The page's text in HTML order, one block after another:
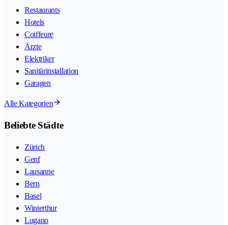
Restaurants
Hotels
Coiffeure
Ärzte
Elektriker
Sanitärinstallation
Garagen
Alle Kategorien
Beliebte Städte
Zürich
Genf
Lausanne
Bern
Basel
Winterthur
Lugano